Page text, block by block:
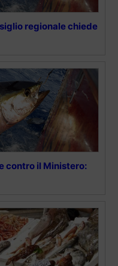
regionale chiede
contro il Ministero: